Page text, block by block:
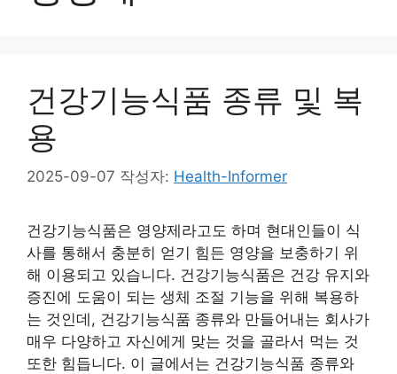
건강기능식품 종류 및 복
용
2025-09-07 작성자: Health-Informer
건강기능식품은 영양제라고도 하며 현대인들이 식
사를 통해서 충분히 얻기 힘든 영양을 보충하기 위
해 이용되고 있습니다. 건강기능식품은 건강 유지와
증진에 도움이 되는 생체 조절 기능을 위해 복용하
는 것인데, 건강기능식품 종류와 만들어내는 회사가
매우 다양하고 자신에게 맞는 것을 골라서 먹는 것
또한 힘듭니다. 이 글에서는 건강기능식품 종류와